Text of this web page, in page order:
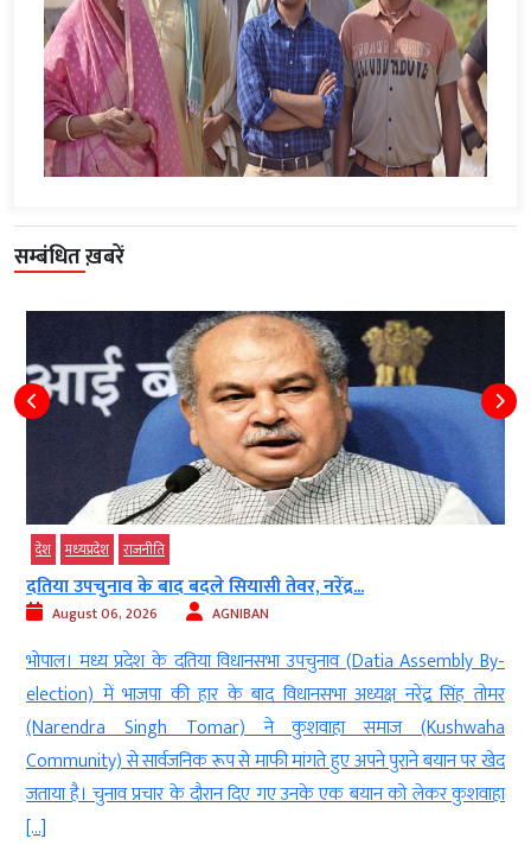
सम्बंधित ख़बरें
देश मध्‍यप्रदेश राजनीति
दतिया उपचुनाव के बाद बदले सियासी तेवर, नरेंद्र...
August 06, 2026 AGNIBAN
भोपाल। मध्य प्रदेश के दतिया विधानसभा उपचुनाव (Datia Assembly By-
election) में भाजपा की हार के बाद विधानसभा अध्यक्ष नरेंद्र सिंह तोमर
(Narendra Singh Tomar) ने कुशवाहा समाज (Kushwaha
Community) से सार्वजनिक रूप से माफी मांगते हुए अपने पुराने बयान पर खेद
जताया है। चुनाव प्रचार के दौरान दिए गए उनके एक बयान को लेकर कुशवाहा
[…]